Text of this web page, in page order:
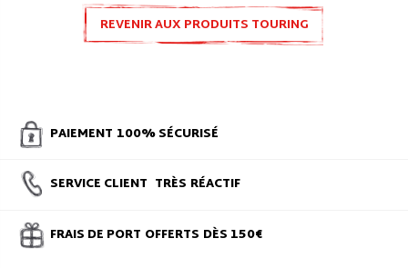
REVENIR AUX PRODUITS TOURING
PAIEMENT 100% SÉCURISÉ
SERVICE CLIENT TRÈS RÉACTIF
FRAIS DE PORT OFFERTS DÈS 150€